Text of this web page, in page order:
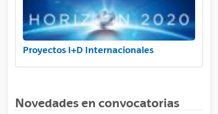
Proyectos I+D Internacionales
Novedades en convocatorias